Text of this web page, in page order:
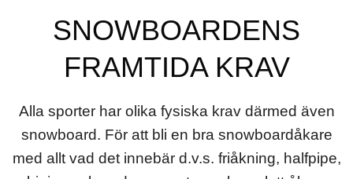
SNOWBOARDENS
FRAMTIDA KRAV
Alla sporter har olika fysiska krav därmed även
snowboard. För att bli en bra snowboardåkare
med allt vad det innebär d.v.s. friåkning, halfpipe,